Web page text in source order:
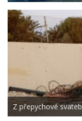
Z přepychové